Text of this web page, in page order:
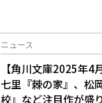
ニュース
【角川文庫2025年4
七里『棘の家』、松
校』など注目作が盛